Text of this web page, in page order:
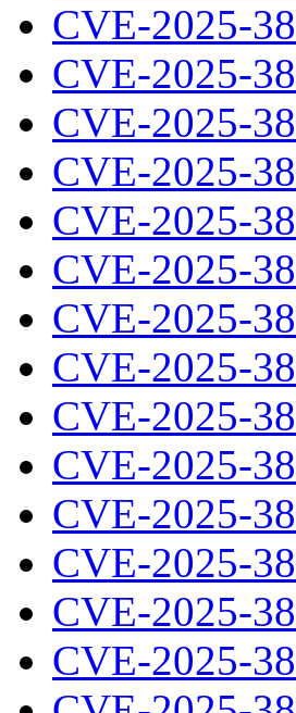
CVE-2025-
CVE-2025-
CVE-2025-
CVE-2025-
CVE-2025-
CVE-2025-
CVE-2025-
CVE-2025-
CVE-2025-
CVE-2025-
CVE-2025-
CVE-2025-
CVE-2025-
CVE-2025-